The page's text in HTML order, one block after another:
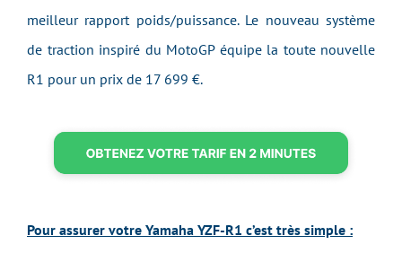
meilleur rapport poids/puissance. Le nouveau système
de traction inspiré du MotoGP équipe la toute nouvelle
R1 pour un prix de 17 699 €.
Pour assurer votre Yamaha YZF-R1 c’est très simple :